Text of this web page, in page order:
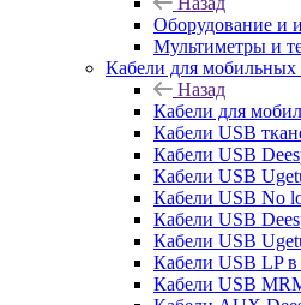
Оборудование и
Мультиметры и
Кабели для мобильных
Назад
Кабели для
Кабели USB
Кабели USB
Кабели USB
Кабели USB No
Кабели USB
Кабели USB
Кабели USB LP в
Кабели USB